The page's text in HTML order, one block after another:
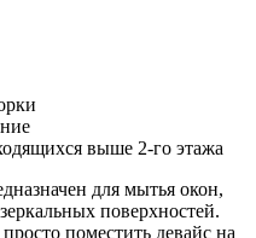
выше 2-го этажа
для мытья окон,
поверхностей.
поместить девайс на